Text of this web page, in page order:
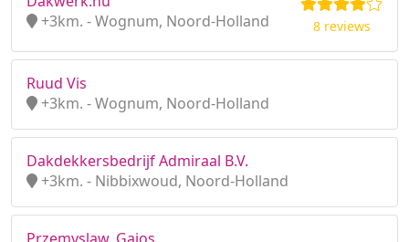
+3km. - Wognum, Noord-Holland
8 reviews
Ruud Vis
+3km. - Wognum, Noord-Holland
Dakdekkersbedrijf Admiraal B.V.
+3km. - Nibbixwoud, Noord-Holland